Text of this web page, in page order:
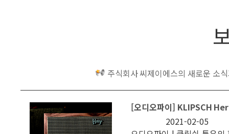
주식회사 씨제이에스의 새로운 소
[오디오파이] KLIPSCH
2021-02-05